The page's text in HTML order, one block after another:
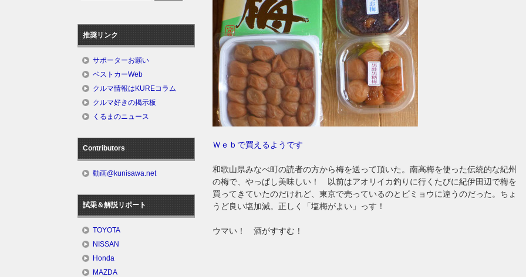
Ｗｅｂで買えるようです
和歌山県みなべ町の読者の方から梅を送って頂いた。南高梅を使った伝統的な紀州
の梅で、やっぱし美味しい！ 以前はアオリイカ釣りに行くたびに紀伊田辺で梅を
買ってきていたのだけれど、東京で売っているのとビミョウに違うのだった。ちょ
うど良い塩加減。正しく「塩梅がよい」っす！
ウマい！ 酒がすすむ！
推奨リンク
サポーターお願い
ベストカーWeb
クルマ情報はKUREコラム
クルマ好きの掲示板
くるまのニュース
Contributors
動画@kunisawa.net
試乗＆解説リポート
TOYOTA
NISSAN
Honda
MAZDA